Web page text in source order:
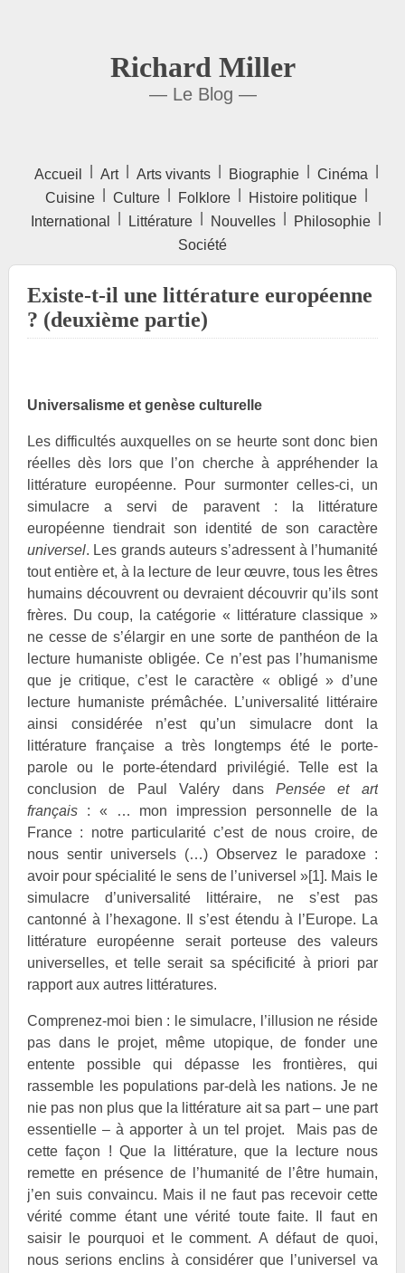
Richard Miller
— Le Blog —
Accueil Art Arts vivants Biographie Cinéma
Cuisine
Culture Folklore Histoire politique
International
Littérature Nouvelles Philosophie
Société
Existe-t-il une littérature européenne
? (deuxième partie)
Universalisme et genèse culturelle
Les difficultés auxquelles on se heurte sont donc bien
réelles dès lors que l’on cherche à appréhender la
littérature européenne. Pour surmonter celles-ci, un
simulacre a servi de paravent : la littérature
européenne tiendrait son identité de son caractère
universel. Les grands auteurs s’adressent à l’humanité
tout entière et, à la lecture de leur œuvre, tous les êtres
humains découvrent ou devraient découvrir qu’ils sont
frères. Du coup, la catégorie « littérature classique »
ne cesse de s’élargir en une sorte de panthéon de la
lecture humaniste obligée. Ce n’est pas l’humanisme
que je critique, c’est le caractère « obligé » d’une
lecture humaniste prémâchée. L’universalité littéraire
ainsi considérée n’est qu’un simulacre dont la
littérature française a très longtemps été le porte-
parole ou le porte-étendard privilégié. Telle est la
conclusion de Paul Valéry dans Pensée et art
français: « … mon impression personnelle de la
France : notre particularité c’est de nous croire, de
nous sentir universels (…) Observez le paradoxe :
avoir pour spécialité le sens de l’universel »[1]. Mais le
simulacre d’universalité littéraire, ne s’est pas
cantonné à l’hexagone. Il s’est étendu à l’Europe. La
littérature européenne serait porteuse des valeurs
universelles, et telle serait sa spécificité à priori par
rapport aux autres littératures.
Comprenez-moi bien : le simulacre, l’illusion ne réside
pas dans le projet, même utopique, de fonder une
entente possible qui dépasse les frontières, qui
rassemble les populations par-delà les nations. Je ne
nie pas non plus que la littérature ait sa part – une part
essentielle – à apporter à un tel projet. Mais pas de
cette façon ! Que la littérature, que la lecture nous
remette en présence de l’humanité de l’être humain,
j’en suis convaincu. Mais il ne faut pas recevoir cette
vérité comme étant une vérité toute faite. Il faut en
saisir le pourquoi et le comment. A défaut de quoi,
nous serions enclins à considérer que l’universel va